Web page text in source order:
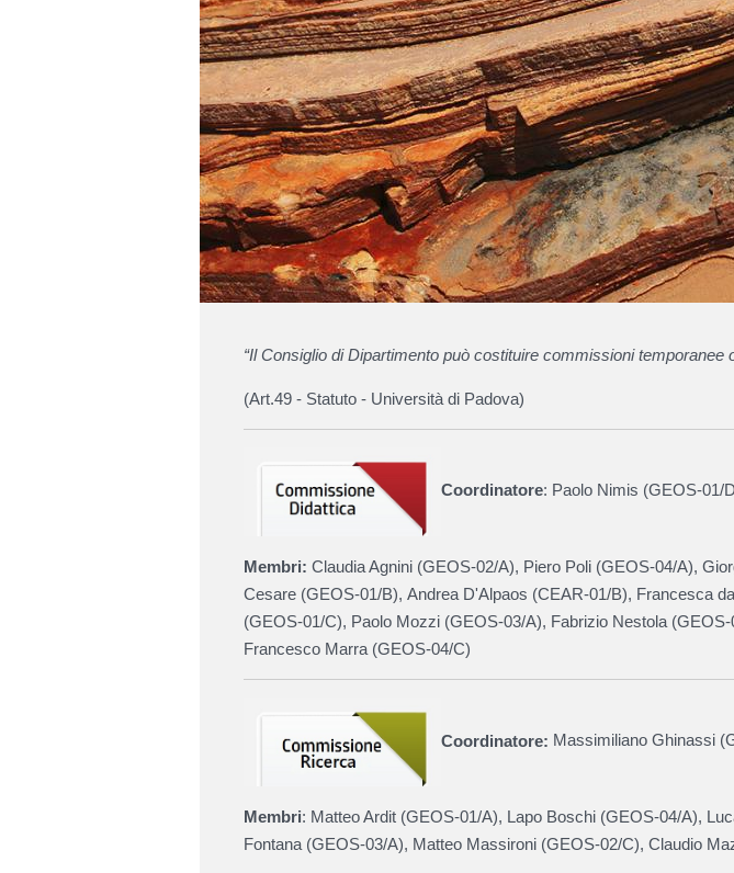
“Il Consiglio di Dipartimento può costituire commissioni
(Art.49 - Statuto - Università di Padova)
Coordinatore: Paolo Nimis (GEOS-01/
Membri: Claudia Agnini (GEOS-02/A), Piero Poli (GEOS-04/A),
Cesare (GEOS-01/B), Andrea D'Alpaos (CEAR-01/B), Francesca
(GEOS-01/C), Paolo Mozzi (GEOS-03/A), Fabrizio Nestola (GEOS-
Francesco Marra (GEOS-04/C)
Coordinatore: Massimiliano Ghinassi (
Membri: Matteo Ardit (GEOS-01/A), Lapo Boschi (GEOS-04/A),
Fontana (GEOS-03/A), Matteo Massironi (GEOS-02/C), Claudio